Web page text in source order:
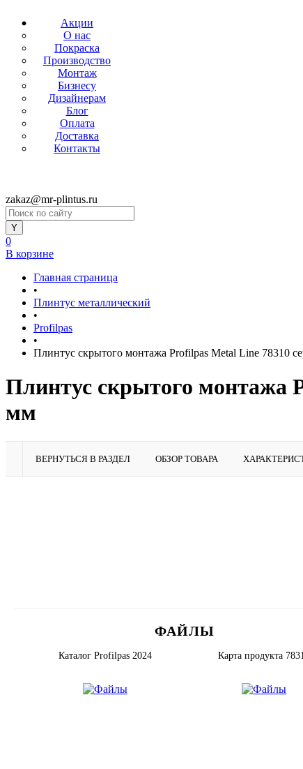
Акции
О нас
Покраска
Производство
Монтаж
Бизнесу
Дизайнерам
Блог
Оплата
Доставка
Контакты
zakaz@mr-plintus.ru
0
В корзине
Главная страница
•
Плинтус металлический
•
Profilpas
•
Плинтус скрытого монтажа Profilpas Metal Line 78310
Плинтус скрытого монтажа
мм
ВЕРНУТЬСЯ В РАЗДЕЛ ОБЗОР ТОВАРА
ФАЙЛЫ
Каталог Profilpas 2024 Карта продукта